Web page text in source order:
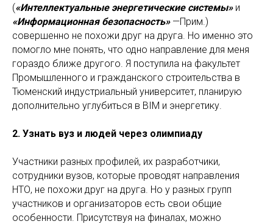
(«Интеллектуальные энергетические системы» и
«Информационная безопасность»—Прим.)
совершенно не похожи друг на друга. Но именно это
помогло мне понять, что одно направление для меня
гораздо ближе другого. Я поступила на факультет
Промышленного и гражданского строительства в
Тюменский индустриальный университет, планирую
дополнительно углубиться в BIM и энергетику.
2. Узнать вуз и людей через олимпиаду
Участники разных профилей, их разработчики,
сотрудники вузов, которые проводят направления
НТО, не похожи друг на друга. Но у разных групп
участников и организаторов есть свои общие
особенности. Присутствуя на финалах, можно